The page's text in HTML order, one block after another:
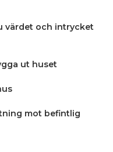
värdet och intrycket
ut huset
mot befintlig